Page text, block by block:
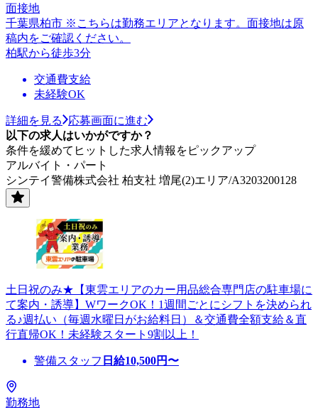
面接地
千葉県柏市 ※こちらは勤務エリアとなります。面接地は原
稿内をご確認ください。
柏駅から徒歩3分
交通費支給
未経験OK
詳細を見る
応募画面に進む
以下の求人はいかがですか？
条件を緩めてヒットした求人情報をピックアップ
アルバイト・パート
シンテイ警備株式会社 柏支社 増尾(2)エリア/A3203200128
土日祝のみ★【東雲エリアのカー用品総合専門店の駐車場に
て案内・誘導】WワークOK！1週間ごとにシフトを決められ
る♪週払い（毎週水曜日がお給料日）＆交通費全額支給＆直
行直帰OK！未経験スタート9割以上！
警備スタッフ 日給10,500円〜
勤務地